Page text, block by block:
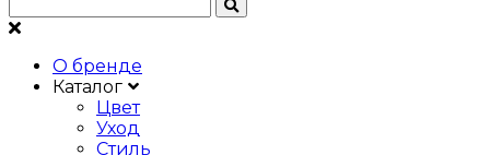
О бренде
Каталог
Цвет
Уход
Стиль